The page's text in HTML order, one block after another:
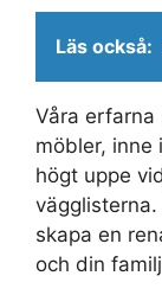
Läs också:
Våra erfarna
möbler, inne
högt uppe
skapa en
och din